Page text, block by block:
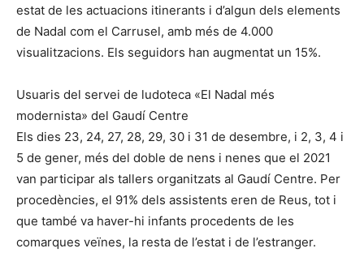
estat de les actuacions itinerants i d’algun dels elements
de Nadal com el Carrusel, amb més de 4.000
visualitzacions. Els seguidors han augmentat un 15%.
Usuaris del servei de ludoteca «El Nadal més
modernista» del Gaudí Centre
Els dies 23, 24, 27, 28, 29, 30 i 31 de desembre, i 2, 3, 4 i
5 de gener, més del doble de nens i nenes que el 2021
van participar als tallers organitzats al Gaudí Centre. Per
procedències, el 91% dels assistents eren de Reus, tot i
que també va haver-hi infants procedents de les
comarques veïnes, la resta de l’estat i de l’estranger.